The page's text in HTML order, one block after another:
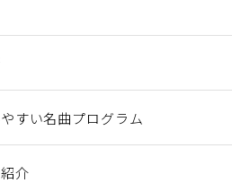
すい名曲プログラム
介